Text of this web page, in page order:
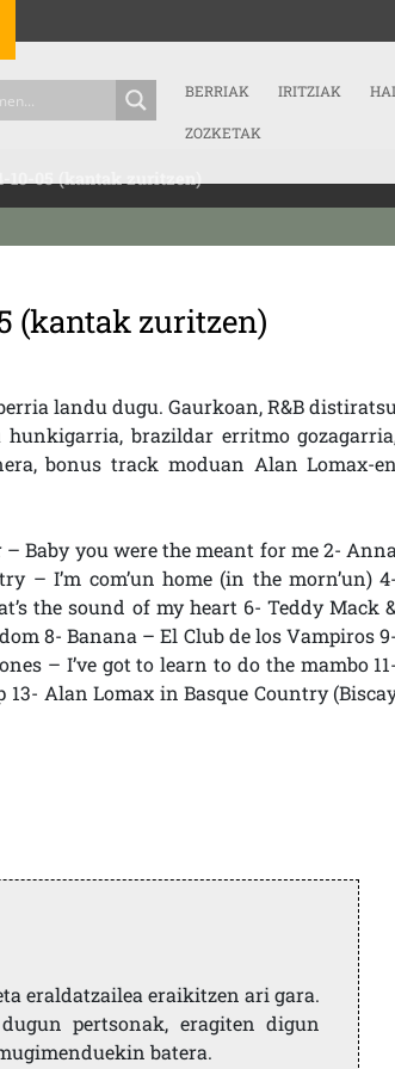
BERRIAK IRITZIAK
ZOZKETAK
10-05 (kantak zuritzen)
(kantak zuritzen)
landu dugu. Gaurkoan, R&B distiratsu
brazildar erritmo
bonus track moduan Alan Lomax-en
Baby you were the meant for me 2- Anna
– I’m com’un home (in the morn’un) 4-
the sound of my heart 6- Teddy Mack
8- Banana – El Club de los Vampiros 9-
– I’ve got to learn to do the mambo 11-
Alan Lomax in Basque Country
eraldatzailea eraikitzen ari gara.
pertsonak, eragiten digun
batera.